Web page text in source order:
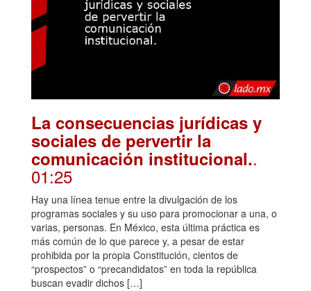
La consecuencias jurídicas y
sociales de pervertir la
comunicación institucional..
01:25
Hay una línea tenue entre la divulgación de los
programas sociales y su uso para promocionar a una, o
varias, personas. En México, esta última práctica es
más común de lo que parece y, a pesar de estar
prohibida por la propia Constitución, cientos de
“prospectos” o “precandidatos” en toda la república
buscan evadir dichos […]